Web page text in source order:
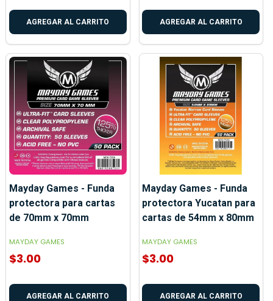
AGREGAR AL CARRITO AGREGAR AL CARRITO
Mayday Games - Funda
protectora para cartas
de 70mm x 70mm
MAYDAY GAMES
$3.00
AGREGAR AL CARRITO
Mayday Games - Funda
protectora Yucatan para
cartas de 54mm x 80mm
MAYDAY GAMES
$3.00
AGREGAR AL CARRITO